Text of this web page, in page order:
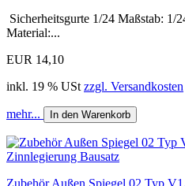
Sicherheitsgurte 1/24 Maßstab:
Material:...
EUR 14,10
inkl. 19 % USt zzgl. Versandkosten
mehr... In den Warenkorb